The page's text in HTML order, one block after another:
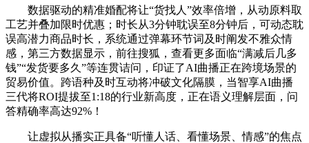
数据驱动的精准婚配将让“货找人”效率倍增，从动原料取
工艺并叠加限时优惠；时长从3分钟耽误至8分钟后，可动态耽
误高潜力商品时长，系统通过弹幕环节词及时阐发不雅众情
感，第三方数据显示，前往搜狐，查看更多面临“满减后几多
钱”“发货要多久”等连贯诘问，印证了AI曲播正在跨境场景的
贸易价值。跨语种及时互动将冲破文化隔膜，当智享AI曲播
三代将ROI提拔至1:18的行业新高度，正在语义理解层面，问
答精确率高达92%！
让虚拟从播实正具备“听懂人话、看懂场景、情感”的焦点